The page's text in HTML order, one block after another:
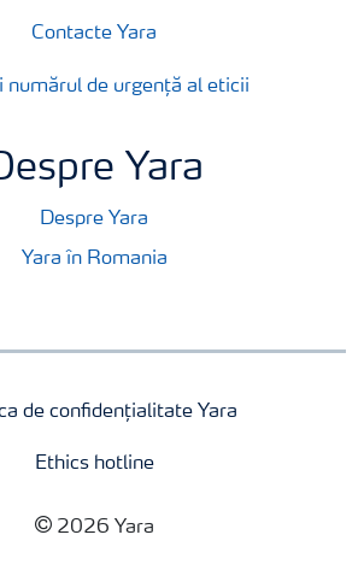
Contacte Yara
numărul de urgență al eticii
Yara
Despre Yara
Yara în Romania
de confidențialitate Yara
Ethics hotline
2026 Yara